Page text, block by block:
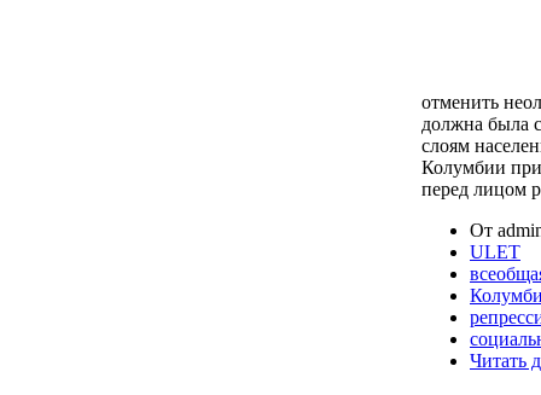
отменить
должна была
слоям
Колумбии
перед лицом
От
ULET
Читать